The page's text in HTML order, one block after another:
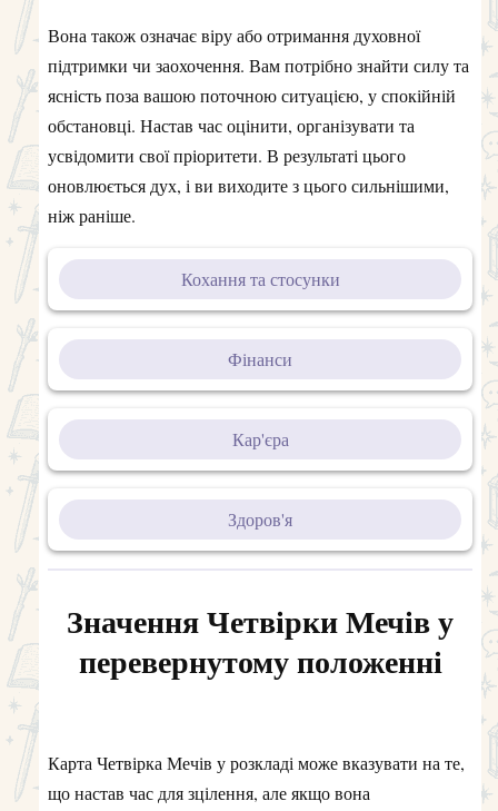
Вона також означає віру або отримання духовної
підтримки чи заохочення. Вам потрібно знайти силу та
ясність поза вашою поточною ситуацією, у спокійній
обстановці. Настав час оцінити, організувати та
усвідомити свої пріоритети. В результаті цього
оновлюється дух, і ви виходите з цього сильнішими,
ніж раніше.
Кохання та стосунки
Фінанси
Кар'єра
Здоров'я
Значення Четвірки Мечів у
перевернутому положенні
Карта Четвірка Мечів у розкладі може вказувати на те,
що настав час для зцілення, але якщо вона